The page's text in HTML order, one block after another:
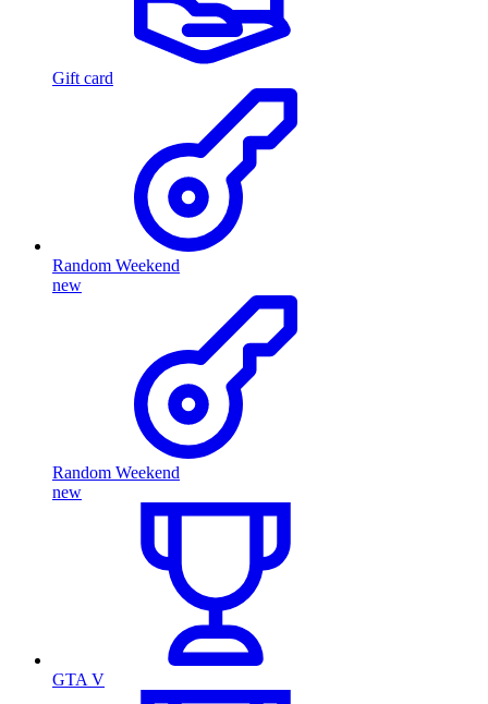
Gift card
Random Weekend
new
Random Weekend
new
GTA V